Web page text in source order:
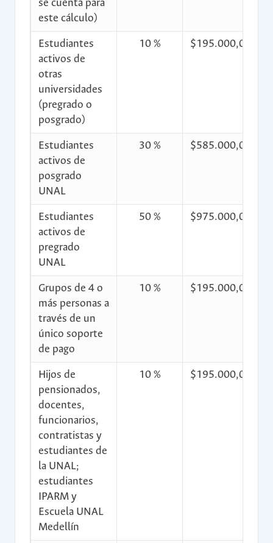
se cuenta para
este cálculo)
Estudiantes
activos de
otras
universidades
(pregrado o
posgrado)
10 % $195.000,00
Estudiantes
activos de
posgrado
UNAL
30 % $585.000,00
Estudiantes
activos de
pregrado
UNAL
50 % $975.000,00
Grupos de 4 o
más personas a
través de un
único soporte
de pago
10 % $195.000,00
Hijos de
pensionados,
docentes,
funcionarios,
contratistas y
estudiantes de
la UNAL;
estudiantes
IPARM y
Escuela UNAL
Medellín
10 % $195.000,00